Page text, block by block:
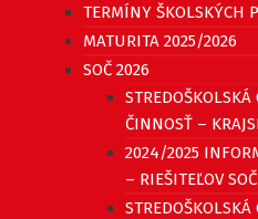
TERMÍNY ŠKOLSKÝCH
MATURITA 2025/2026
SOČ 2026
STREDOŠKOLSKÁ
ČINNOSŤ –
2024/2025
– RIEŠITEĽOV SOČ
STREDOŠKOLSKÁ